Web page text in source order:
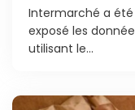
Intermarché a
exposé les
utilisant le...